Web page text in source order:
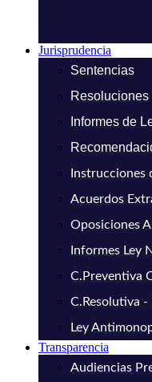
Jurisprudencia
Sentencias
Resoluciones
Informes de
Instrucciones
Acuerdos
Oposiciones
Informes Ley
C.Preventiva
C.Resolutiva -
Ley
Transparencia
Audiencias